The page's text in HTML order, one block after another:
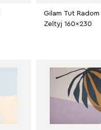
Gilam Tut Radom
Zeltyj 160x230